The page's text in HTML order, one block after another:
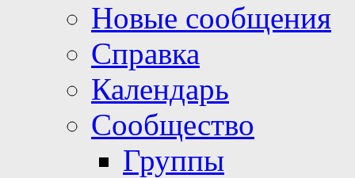
Новые сообщения
Справка
Календарь
Сообщество
Группы